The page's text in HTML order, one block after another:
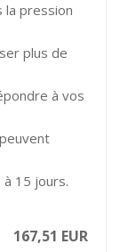
la pression
plus de
à vos
15 jours.
167,51 EUR